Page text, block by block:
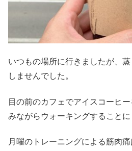
いつもの場所に行きましたが、
しませんでした。
目の前のカフェでアイスコーヒ
みながらウォーキングすることに
月曜のトレーニングによる筋肉